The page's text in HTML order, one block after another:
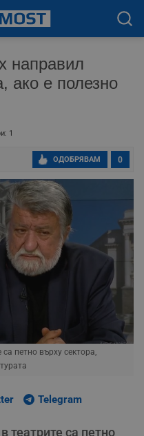
направил
ако е полезно
1
0
ОДОБРЯВАМ
петно върху сектора,
Telegram
театрите са петно